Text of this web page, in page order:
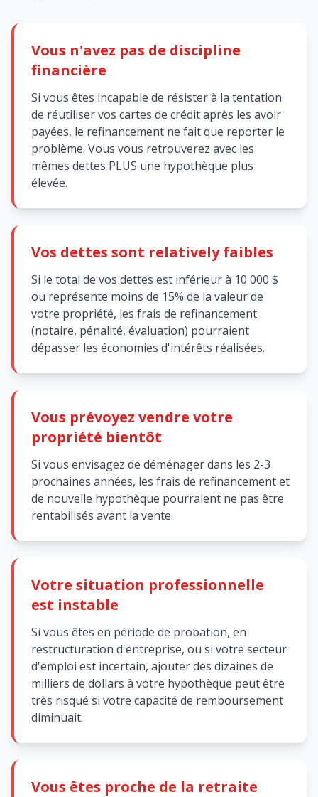
Vous n'avez pas de discipline
financière
Si vous êtes incapable de résister à la tentation
de réutiliser vos cartes de crédit après les avoir
payées, le refinancement ne fait que reporter le
problème. Vous vous retrouverez avec les
mêmes dettes PLUS une hypothèque plus
élevée.
Vos dettes sont relatively faibles
Si le total de vos dettes est inférieur à 10 000 $
ou représente moins de 15% de la valeur de
votre propriété, les frais de refinancement
(notaire, pénalité, évaluation) pourraient
dépasser les économies d'intérêts réalisées.
Vous prévoyez vendre votre
propriété bientôt
Si vous envisagez de déménager dans les 2-3
prochaines années, les frais de refinancement et
de nouvelle hypothèque pourraient ne pas être
rentabilisés avant la vente.
Votre situation professionnelle
est instable
Si vous êtes en période de probation, en
restructuration d'entreprise, ou si votre secteur
d'emploi est incertain, ajouter des dizaines de
milliers de dollars à votre hypothèque peut être
très risqué si votre capacité de remboursement
diminuait.
Vous êtes proche de la retraite